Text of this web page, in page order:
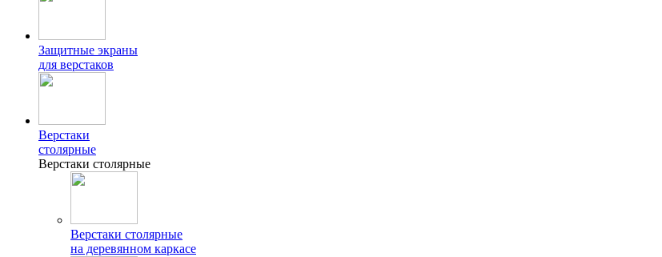
Защитные экраны
для верстаков
Верстаки
столярные
Верстаки столярные
Верстаки столярные
на деревянном каркасе